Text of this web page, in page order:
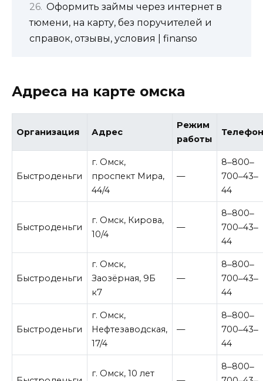
Оформить займы через интернет в
тюмени, на карту, без поручителей и
справок, отзывы, условия | finanso
Адреса на карте омска
Организация Адрес
Режим
работы
Быстроденьги
г. Омск,
проспект Мира,
44/4
—
8‒800‒
700‒43‒
44
Быстроденьги
г. Омск, Кирова,
10/4
—
8‒800‒
700‒43‒
44
Быстроденьги
г. Омск,
Заозёрная, 9Б
к7
—
8‒800‒
700‒43‒
44
Быстроденьги
г. Омск,
Нефтезаводская,
17/4
—
8‒800‒
700‒43‒
44
г. Омск, 10 лет
8‒800‒